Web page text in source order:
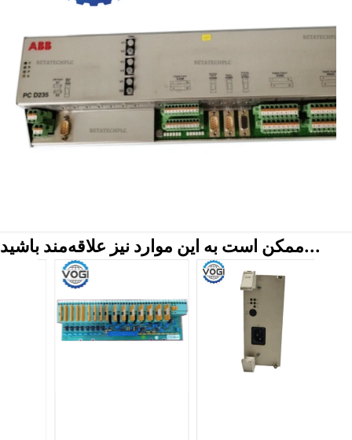
ممکن است به این موارد نیز علاقه‌مند باشید...